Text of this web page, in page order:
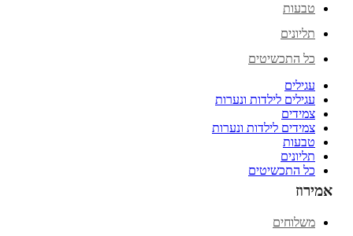
טבעות
תליונים
כל התכשיטים
עגילים
עגילים לילדות ונערות
צמידים
צמידים לילדות ונערות
טבעות
תליונים
כל התכשיטים
אמירוז
משלוחים